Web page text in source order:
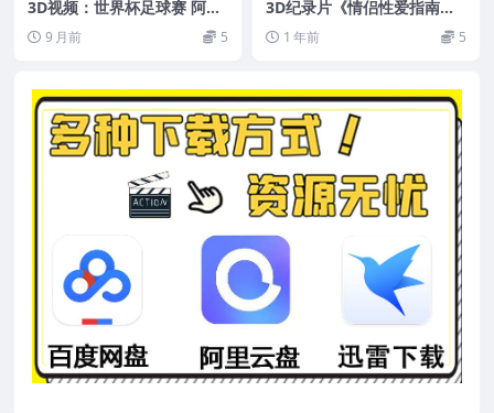
3D视频：世界杯足球赛 阿根
廷vs德国 决赛 3D版 2010年
世界杯四分之一决赛世界杯
9 月前 5
3D纪录片《情侣性爱指南》3
D版 左右格式 BT种子下载
1 年前 5